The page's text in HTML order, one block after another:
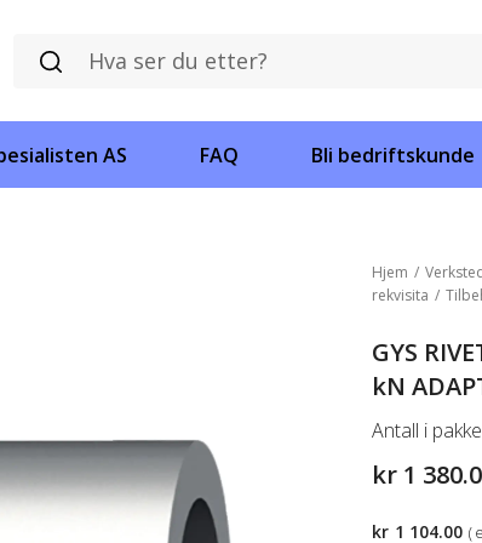
AS FAQ Bli bedriftskunde
Hjem /
rekvisita /
GYS
kN
kr 1
Antall i
kr 1 104.00 (